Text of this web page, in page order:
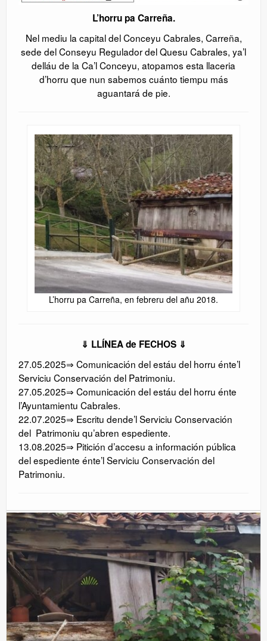
L’horru pa Carreña.
Nel mediu la capital del Conceyu Cabrales, Carreña,
sede del Conseyu Regulador del Quesu Cabrales, ya’l
delláu de la Ca’l Conceyu, atopamos esta llaceria
d’horru que nun sabemos cuánto tiempu más
aguantará de pie.
L’horru pa Carreña, en febreru del añu 2018.
⇓ LLÍNEA de FECHOS ⇓
27.05.2025⇒ Comunicación del estáu del horru énte’l
Serviciu Conservación del Patrimoniu.
27.05.2025⇒ Comunicación del estáu del horru énte
l’Ayuntamientu Cabrales.
22.07.2025⇒ Escritu dende’l Serviciu Conservación
del Patrimoniu qu’abren espediente.
13.08.2025⇒ Pitición d’accesu a información pública
del espediente énte’l Serviciu Conservación del
Patrimoniu.